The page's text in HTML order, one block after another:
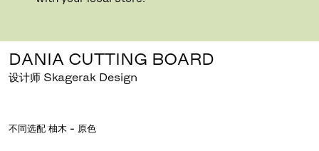
DANIA CUTTING BOARD
设计师 Skagerak Design
不同选配 柚木 - 原色